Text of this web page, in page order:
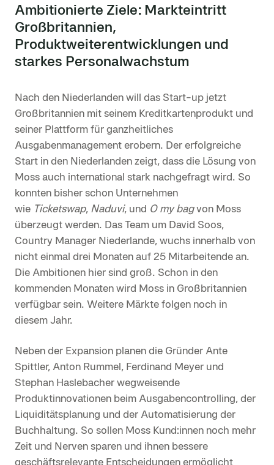
Ambitionierte Ziele: Markteintritt
Großbritannien,
Produktweiterentwicklungen und
starkes Personalwachstum
Nach den Niederlanden will das Start-up jetzt
Großbritannien mit seinem Kreditkartenprodukt und
seiner Plattform für ganzheitliches
Ausgabenmanagement erobern. Der erfolgreiche
Start in den Niederlanden zeigt, dass die Lösung von
Moss auch international stark nachgefragt wird. So
konnten bisher schon Unternehmen
wie Ticketswap, Naduvi, und O my bagvon Moss
überzeugt werden. Das Team um David Soos,
Country Manager Niederlande, wuchs innerhalb von
nicht einmal drei Monaten auf 25 Mitarbeitende an.
Die Ambitionen hier sind groß. Schon in den
kommenden Monaten wird Moss in Großbritannien
verfügbar sein. Weitere Märkte folgen noch in
diesem Jahr.
Neben der Expansion planen die Gründer Ante
Spittler, Anton Rummel, Ferdinand Meyer und
Stephan Haslebacher wegweisende
Produktinnovationen beim Ausgabencontrolling, der
Liquiditätsplanung und der Automatisierung der
Buchhaltung. So sollen Moss Kund:innen noch mehr
Zeit und Nerven sparen und ihnen bessere
geschäftsrelevante Entscheidungen ermöglicht